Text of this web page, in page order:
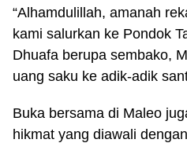
“Alhamdulillah, amanah
kami salurkan ke Pondok
Dhuafa berupa sembako,
uang saku ke adik-adik
Buka bersama di Maleo
hikmat yang diawali